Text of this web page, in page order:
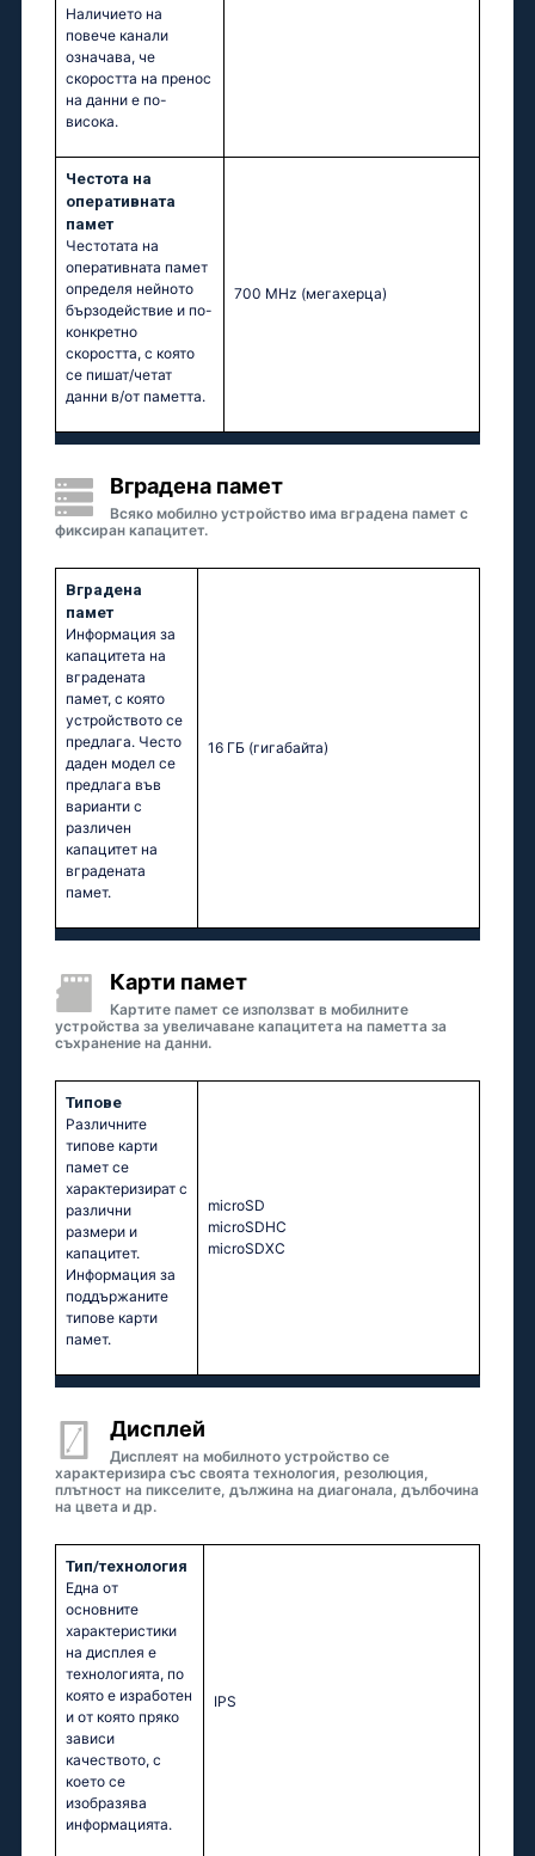
Наличието на
повече канали
означава, че
скоростта на пренос
на данни е по-
висока.
Честота на
оперативната
памет
Честотата на
оперативната памет
определя нейното
бързодействие и по-
конкретно
скоростта, с която
се пишат/четат
данни в/от паметта.
700 MHz (мегахерца)
Вградена памет
Всяко мобилно устройство има вградена памет с
фиксиран капацитет.
Вградена
памет
Информация за
капацитета на
вградената
памет, с която
устройството се
предлага. Често
даден модел се
предлага във
варианти с
различен
капацитет на
вградената
памет.
16 ГБ (гигабайта)
Карти памет
Картите памет се използват в мобилните
устройства за увеличаване капацитета на паметта за
съхранение на данни.
Типове
Различните
типове карти
памет се
характеризират с
различни
размери и
капацитет.
Информация за
поддържаните
типове карти
памет.
microSD
microSDHC
microSDXC
Дисплей
Дисплеят на мобилното устройство се
характеризира със своята технология, резолюция,
плътност на пикселите, дължина на диагонала, дълбочина
на цвета и др.
Тип/технология
Една от
основните
характеристики
на дисплея е
технологията, по
която е изработен
и от която пряко
зависи
качеството, с
което се
изобразява
информацията.
IPS